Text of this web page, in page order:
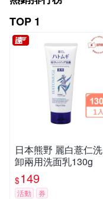
TOP 1
日本熊野 麗白薏仁洗
卸兩用洗面乳130g
$149
活動 券